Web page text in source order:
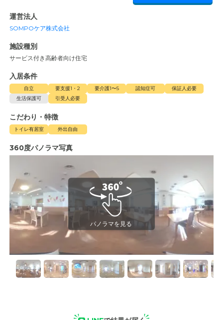
運営法人
SOMPOケア株式会社
施設種別
サービス付き高齢者向け住宅
入居条件
自立 要支援1・2 要介護1〜5 認知症可
保証人必要
生活保護可
引受人必要
こだわり・特徴
トイレ有居室 外出自由
360度パノラマ写真